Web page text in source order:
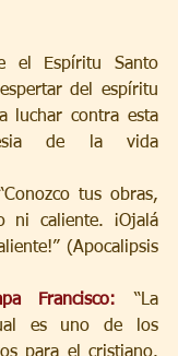
el Espíritu Santo
del espíritu
luchar contra esta
de la vida
tus obras,
ni caliente. ¡Ojalá
(Apocalipsis
Francisco: “La
es uno de los
para el cristiano.